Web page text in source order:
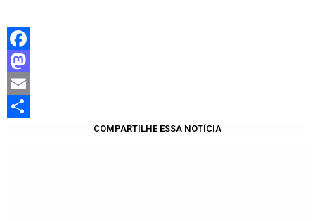
Facebook
Mastodon
Email
COMPARTILHE ESSA NOTÍCIA